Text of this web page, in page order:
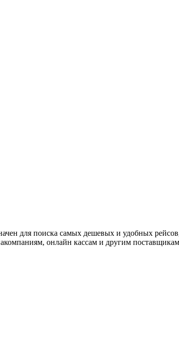
для поиска самых дешевых и удобных
онлайн кассам и другим